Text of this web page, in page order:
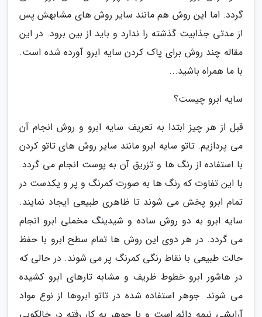
گردد. اما این روش هم مانند سایر روش های مشابهش پس
از مدتی جذابیت گذشته را ندارد و باید از بین برود. در این
مقاله چند روش برای پاک کردن سایه ابرو آورده شده است.
با ما همراه باشید...
سایه ابرو چیست؟
قبل از هر چیز ابتدا به تعریف سایه ابرو و روش انجام آن
می پردازیم. تاتو سایه ابرو مانند سایر روش های تاتو کردن
با استفاده از رنگ ها و تزریق آن به پوست انجام می گردد.
با این تفاوت که رنگ ها به صورت کمرنگ و پر و یکدست در
تمام ابرو پخش می شوند تا ظاهری طبیعی ایجاد نمایند.
سایه ابرو به دو روش ساده و شیدینگ مخملی ابرو انجام
می گردد. در هر دوی این روش ها تمام سطح ابرو با حفظ
حالت طبیعی با نقاط رنگی کمرنگ پر می شوند. در حالی که
در هاشور ابرو خطوط ظریف و مشابه تارهای ابرو کشیده
می شوند. جوهر استفاده شده در تاتو ابروها از نوع مواد